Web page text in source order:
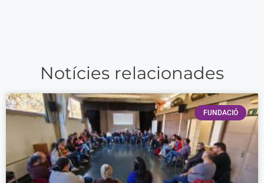
Notícies relacionades
FUNDACIÓ